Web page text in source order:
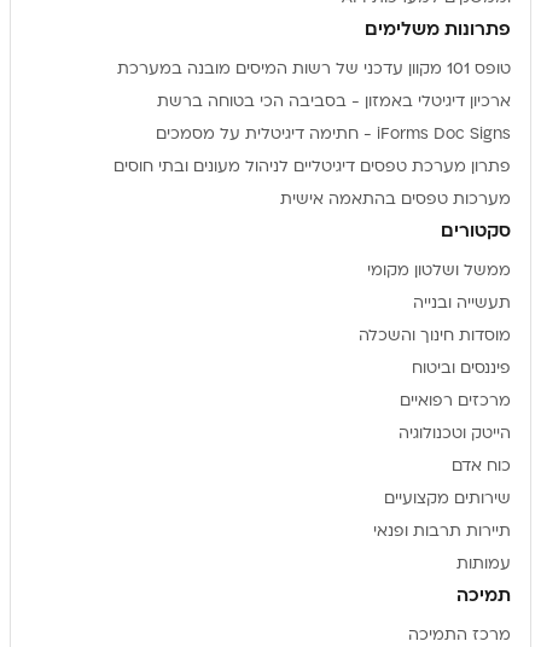
פתרונות משלימים
טופס 101 מקוון עדכני של רשות המיסים מובנה במערכת
ארכיון דיגיטלי באמזון - בסביבה הכי בטוחה ברשת
iForms Doc Signs - חתימה דיגיטלית על מסמכים
פתרון מערכת טפסים דיגיטליים לניהול מעונים ובתי חוסים
מערכות טפסים בהתאמה אישית
סקטורים
ממשל ושלטון מקומי
תעשייה ובנייה
מוסדות חינוך והשכלה
פיננסים וביטוח
מרכזים רפואיים
הייטק וטכנולוגיה
כוח אדם
שירותים מקצועיים
תיירות תרבות ופנאי
עמותות
תמיכה
מרכז התמיכה